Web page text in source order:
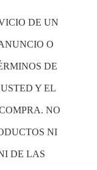
DE UN
O
DE
Y EL
NO
NI
DE LAS